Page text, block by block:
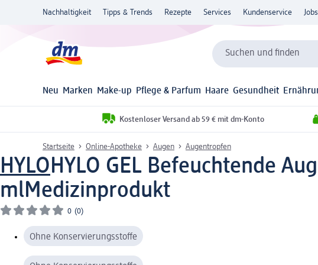
Nachhaltigkeit Tipps & Trends Rezepte Services Kundenservice
Suchen und finden
Neu Marken Make-up Pflege & Parfum Haare Gesundheit
Kostenloser Versand ab 59 € mit dm-Konto
Startseite Online-Apotheke Augen Augentropfen
HYLOHYLO GEL Befeuchtende
mlMedizinprodukt
0 (0)
Ohne Konservierungsstoffe